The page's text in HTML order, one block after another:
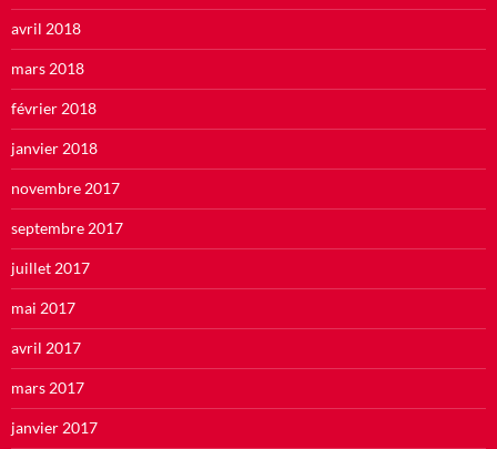
avril 2018
mars 2018
février 2018
janvier 2018
novembre 2017
septembre 2017
juillet 2017
mai 2017
avril 2017
mars 2017
janvier 2017